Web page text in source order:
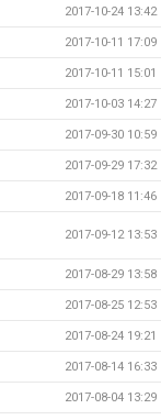
2017-10-24 13:42
2017-10-11 17:09
2017-10-11 15:01
2017-10-03 14:27
2017-09-30 10:59
2017-09-29 17:32
2017-09-18 11:46
2017-09-12 13:53
2017-08-29 13:58
2017-08-25 12:53
2017-08-24 19:21
2017-08-14 16:33
2017-08-04 13:29